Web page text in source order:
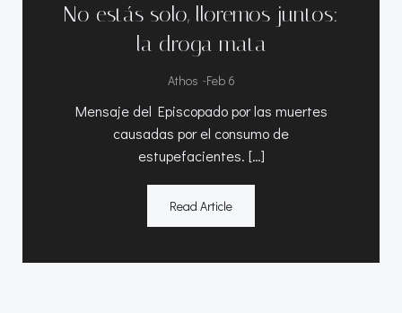
No estás solo, lloremos juntos:
la droga mata
Athos -Feb 6
Mensaje del Episcopado por las muertes
causadas por el consumo de
estupefacientes. […]
Read Article